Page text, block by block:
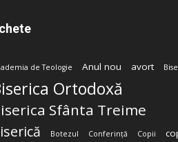
de Teologie Anul nou avort
Ortodoxă
Sfânta Treime
Botezul Conferință Copii